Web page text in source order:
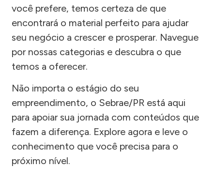
você prefere, temos certeza de que
encontrará o material perfeito para ajudar
seu negócio a crescer e prosperar. Navegue
por nossas categorias e descubra o que
temos a oferecer.
Não importa o estágio do seu
empreendimento, o Sebrae/PR está aqui
para apoiar sua jornada com conteúdos que
fazem a diferença. Explore agora e leve o
conhecimento que você precisa para o
próximo nível.